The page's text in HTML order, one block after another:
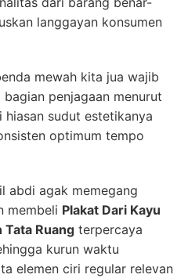
langgayan konsumen
mewah kita jua wajib
penjagaan menurut
sudut estetikanya
optimum tempo
abdi agak memegang
membeli Plakat Dari Kayu
Ruang terpercaya
kurun waktu
elemen ciri regular relevan